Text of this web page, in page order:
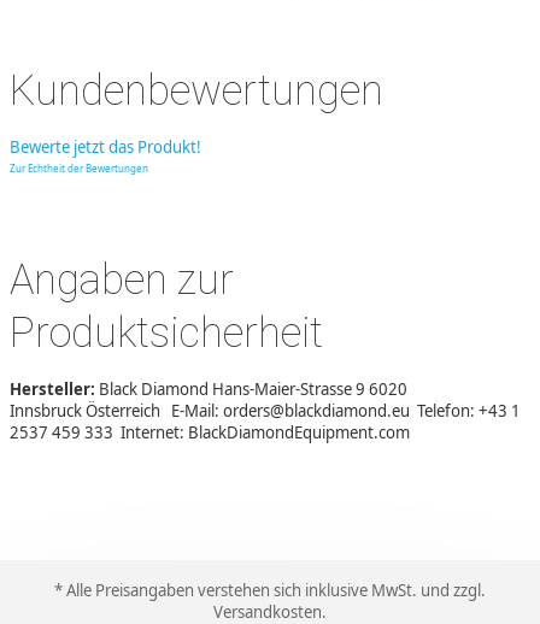
Kundenbewertungen
Bewerte jetzt das Produkt!
Zur Echtheit der Bewertungen
Angaben zur
Produktsicherheit
Hersteller: Black Diamond Hans-Maier-Strasse 9 6020
Innsbruck Österreich E-Mail: orders@blackdiamond.eu Telefon: +43 1
2537 459 333 Internet: BlackDiamondEquipment.com
* Alle Preisangaben verstehen sich inklusive MwSt. und zzgl.
Versandkosten.